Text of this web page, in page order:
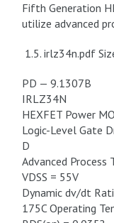
Fifth Generation
utilize advanced
1.5. irlz34n.pdf
PD — 9.1307B
IRLZ34N
HEXFET Power
Logic-Level Gate
D
Advanced Process
VDSS = 55V
Dynamic dv/dt
175C Operating